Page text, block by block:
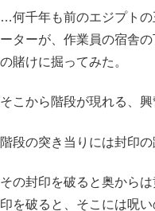
…何千年も前のエジプト
ーターが、作業員の宿舎
の賭けに掘ってみた。
そこから階段が現れる、興
階段の突き当りには封印の
その封印を破ると奥から
印を破ると、そこには呪い